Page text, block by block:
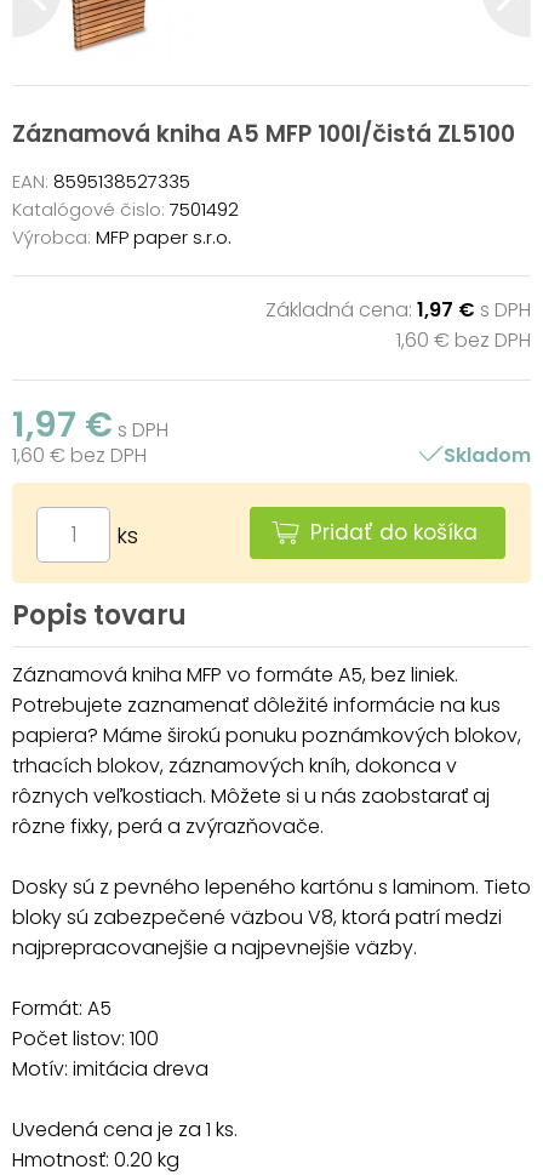
Záznamová kniha A5 MFP 100l/čistá ZL5100
EAN: 8595138527335
Katalógové čislo: 7501492
Výrobca: MFP paper s.r.o.
Základná cena: 1,97 € s DPH
1,60 € bez DPH
1,97 € s DPH
1,60 € bez DPH
Skladom
ks Pridať do košíka
Popis tovaru
Záznamová kniha MFP vo formáte A5, bez liniek.
Potrebujete zaznamenať dôležité informácie na kus
papiera? Máme širokú ponuku poznámkových blokov,
trhacích blokov, záznamových kníh, dokonca v
rôznych veľkostiach. Môžete si u nás zaobstarať aj
rôzne fixky, perá a zvýrazňovače.
Dosky sú z pevného lepeného kartónu s laminom. Tieto
bloky sú zabezpečené väzbou V8, ktorá patrí medzi
najprepracovanejšie a najpevnejšie väzby.
Formát: A5
Počet listov: 100
Motív: imitácia dreva
Uvedená cena je za 1 ks.
Hmotnosť: 0.20 kg